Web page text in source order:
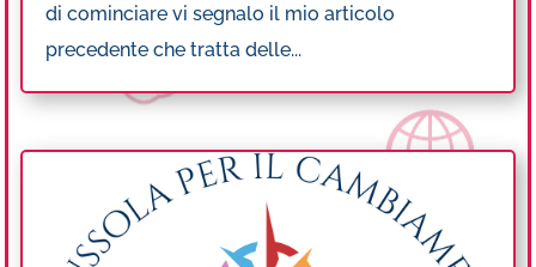
di cominciare vi segnalo il mio articolo
precedente che tratta delle...